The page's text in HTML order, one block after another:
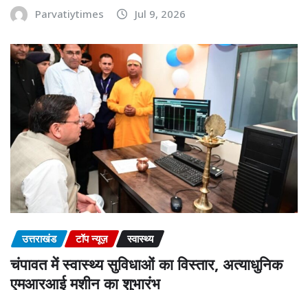
Parvatiytimes Jul 9, 2026
उत्तराखंड टॉप न्यूज़ स्वास्थ्य
चंपावत में स्वास्थ्य सुविधाओं का विस्तार, अत्याधुनिक
एमआरआई मशीन का शुभारंभ